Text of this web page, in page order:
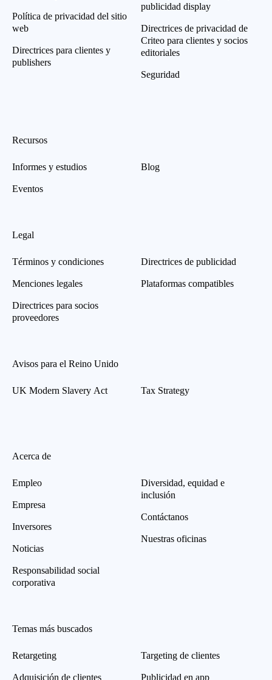
Política de privacidad del sitio
web
Directrices para clientes y
publishers
publicidad display
Directrices de privacidad de
Criteo para clientes y socios
editoriales
Seguridad
Recursos
Informes y estudios
Eventos
Blog
Legal
Términos y condiciones
Menciones legales
Directrices para socios
proveedores
Directrices de publicidad
Plataformas compatibles
Avisos para el Reino Unido
UK Modern Slavery Act Tax Strategy
Acerca de
Empleo
Empresa
Inversores
Noticias
Responsabilidad social
corporativa
Diversidad, equidad e
inclusión
Contáctanos
Nuestras oficinas
Temas más buscados
Retargeting
Adquisición de clientes
Targeting de clientes
Publicidad en app